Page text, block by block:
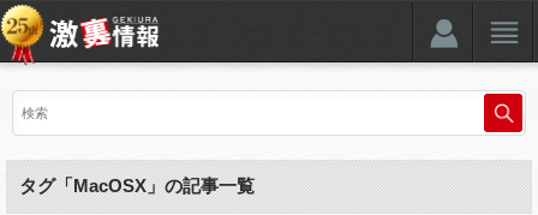
タグ「MacOSX」の記事一覧